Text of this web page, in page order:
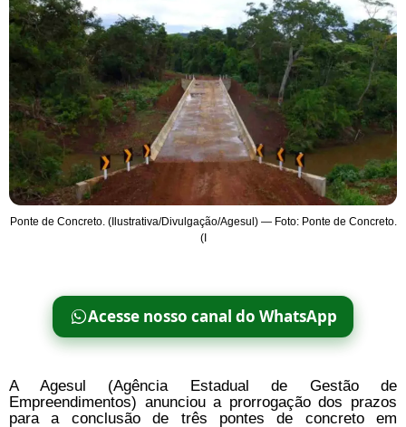
Ponte de Concreto. (Ilustrativa/Divulgação/Agesul) — Foto: Ponte de Concreto.
(I
Acesse nosso canal do WhatsApp
A Agesul (Agência Estadual de Gestão de
Empreendimentos) anunciou a prorrogação dos prazos
para a conclusão de três pontes de concreto em